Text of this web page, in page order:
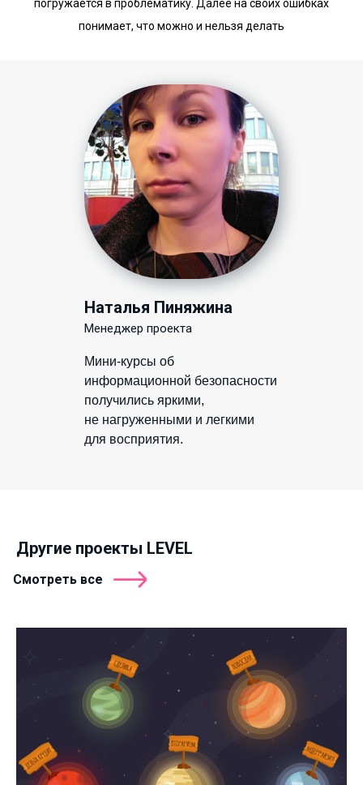
погружается в проблематику. Далее на своих ошибках
понимает, что можно и нельзя делать
Мини-курсы об
информационной безопасности
получились яркими,
не нагруженными и легкими
для восприятия.
Наталья Пиняжина
Менеджер проекта
Другие проекты LEVEL
Смотреть все